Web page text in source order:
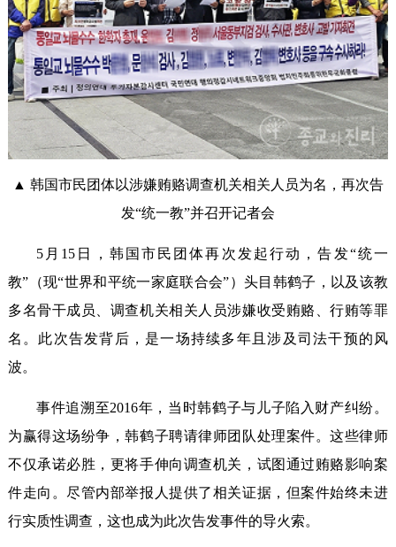
▲ 韩国市民团体以涉嫌贿赂调查机关相关人员为名，再次告
发“统一教”并召开记者会
5月15日，韩国市民团体再次发起行动，告发“统一
教”（现“世界和平统一家庭联合会”）头目韩鹤子，以及该教
多名骨干成员、调查机关相关人员涉嫌收受贿赂、行贿等罪
名。此次告发背后，是一场持续多年且涉及司法干预的风
波。
事件追溯至2016年，当时韩鹤子与儿子陷入财产纠纷。
为赢得这场纷争，韩鹤子聘请律师团队处理案件。这些律师
不仅承诺必胜，更将手伸向调查机关，试图通过贿赂影响案
件走向。尽管内部举报人提供了相关证据，但案件始终未进
行实质性调查，这也成为此次告发事件的导火索。